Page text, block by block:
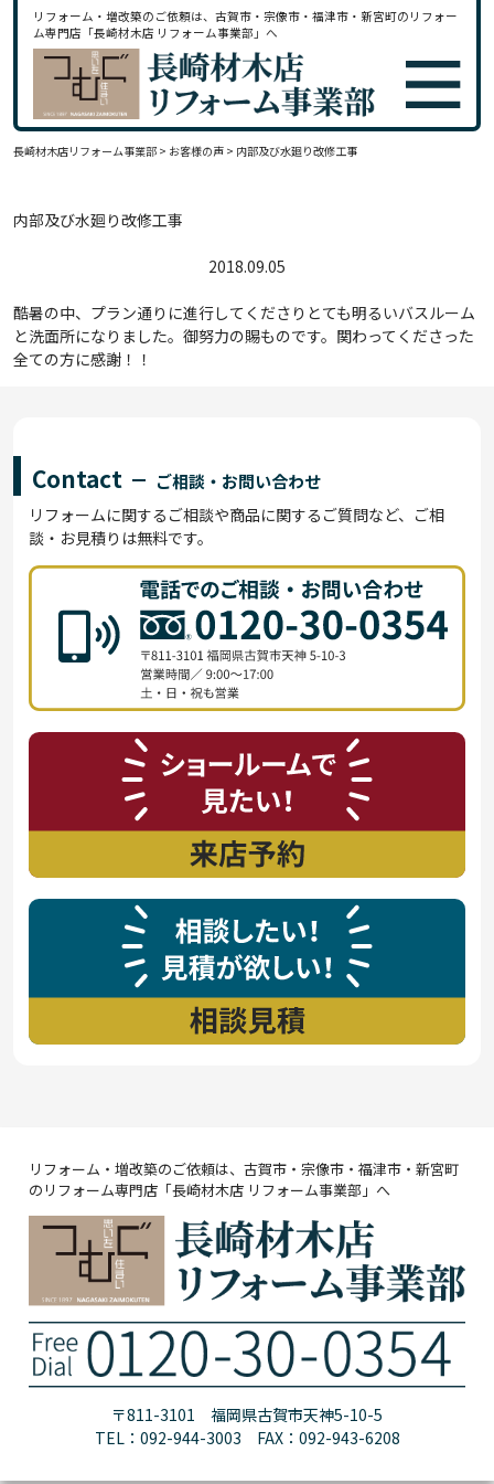
リフォーム・増改築のご依頼は、古賀市・宗像市・福津市・新宮町のリフォー
ム専門店「長崎材木店 リフォーム事業部」へ
長崎材木店リフォーム事業部 > お客様の声 > 内部及び水廻り改修工事
内部及び水廻り改修工事
2018.09.05
酷暑の中、プラン通りに進行してくださりとても明るいバスルーム
と洗面所になりました。御努力の賜ものです。関わってくださった
全ての方に感謝！！
Contact ご相談・お問い合わせ
リフォームに関するご相談や商品に関するご質問など、ご相
談・お見積りは無料です。
リフォーム・増改築のご依頼は、古賀市・宗像市・福津市・新宮町
のリフォーム専門店「長崎材木店 リフォーム事業部」へ
〒811-3101 福岡県古賀市天神5-10-5
TEL：092-944-3003 FAX：092-943-6208